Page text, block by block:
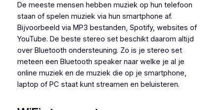
De meeste mensen hebben muziek op hun telefoon
staan of spelen muziek via hun smartphone af.
Bijvoorbeeld via MP3 bestanden, Spotify, websites of
YouTube. De beste stereo set beschikt daarom altijd
over Bluetooth ondersteuning. Zo is je stereo set
meteen een Bluetooth speaker naar welke je al je
online muziek en de muziek die op je smartphone,
laptop of PC staat kunt streamen en beluisteren.